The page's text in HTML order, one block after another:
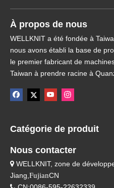
À propos de nous
WELLKNIT a été fondée à
nous avons établi la base de
le premier fabricant de
Taiwan à prendre racine à
Catégorie de produit
Nous contacter
 WELLKNIT, zone de
Jiang,FujianCN